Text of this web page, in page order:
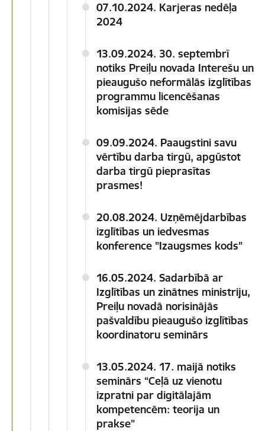
07.10.2024. Karjeras nedēļa
2024
13.09.2024. 30. septembrī
notiks Preiļu novada Interešu un
pieaugušo neformālās izglītības
programmu licencēšanas
komisijas sēde
09.09.2024. Paaugstini savu
vērtību darba tirgū, apgūstot
darba tirgū pieprasītas
prasmes!
20.08.2024. Uzņēmējdarbības
izglītības un iedvesmas
konference "Izaugsmes kods"
16.05.2024. Sadarbībā ar
Izglītības un zinātnes ministriju,
Preiļu novadā norisinājās
pašvaldību pieaugušo izglītības
koordinatoru seminārs
13.05.2024. 17. maijā notiks
seminārs “Ceļā uz vienotu
izpratni par digitālajām
kompetencēm: teorija un
prakse”